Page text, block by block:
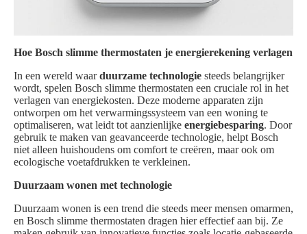
Hoe Bosch slimme thermostaten je energierekening verlagen
In een wereld waarduurzame technologie steeds belangrijker
wordt, spelen Bosch slimme thermostaten een cruciale rol in het
verlagen van energiekosten. Deze moderne apparaten zijn
ontworpen om het verwarmingssysteem van een woning te
optimaliseren, wat leidt tot aanzienlijke energiebesparing. Door
gebruik te maken van geavanceerde technologie, helpt Bosch
niet alleen huishoudens om comfort te creëren, maar ook om
ecologische voetafdrukken te verkleinen.
Duurzaam wonen met technologie
Duurzaam wonen is een trend die steeds meer mensen omarmen,
en Bosch slimme thermostaten dragen hier effectief aan bij. Ze